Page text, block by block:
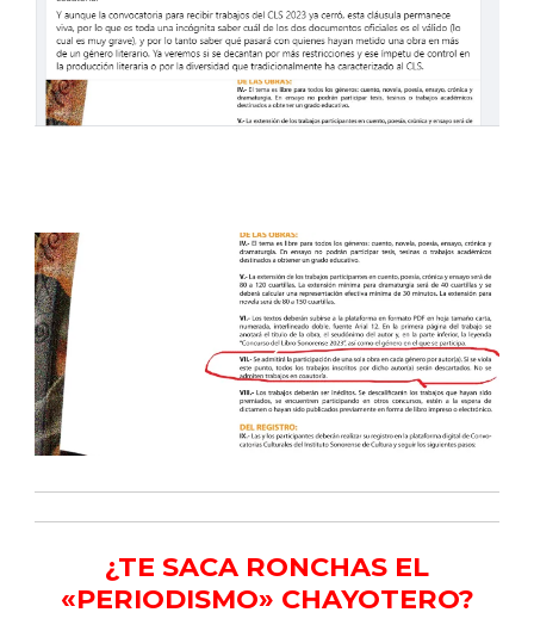
¿TE SACA RONCHAS EL
«PERIODISMO» CHAYOTERO?